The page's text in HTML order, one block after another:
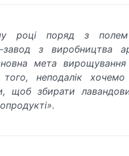
році поряд з полем
завод з виробництва
мета вирощування
того, неподалік
щоб збирати